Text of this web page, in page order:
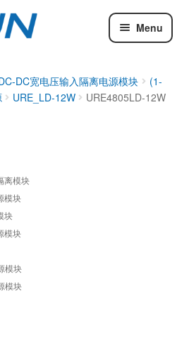
Menu
DC宽电压输入隔离电源模块
(1-
URE_LD-12W URE4805LD-12W
离模块
模块
块
模块
模块
模块